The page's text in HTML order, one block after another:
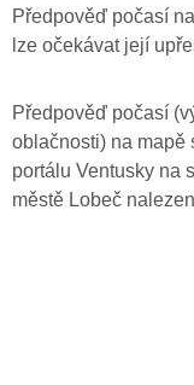
Předpověď počasí
lze očekávat její
Předpověď počasí
oblačnosti) na mapě
portálu Ventusky na
městě Lobeč